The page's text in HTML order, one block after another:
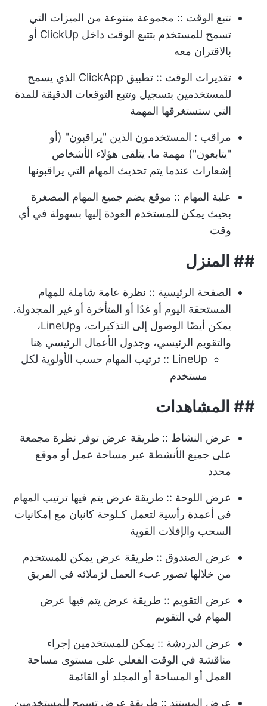
تتبع الوقت :: مجموعة متنوعة من الميزات التي
تسمح للمستخدم بتتبع الوقت داخل ClickUp أو
بالاقتران معه
تقديرات الوقت
:: تطبيق ClickApp الذي يسمح
للمستخدمين بتسجيل وتتبع التوقعات الدقيقة للمدة
التي ستستغرقها المهمة
مراقب : المستخدمون الذين "يراقبون" (أو
"يتابعون") مهمة ما. يتلقى هؤلاء الأشخاص
إشعارات عندما يتم تحديث المهام التي يراقبونها
علبة المهام :: موقع يضم جميع المهام المصغرة
بحيث يمكن للمستخدم العودة إليها بسهولة في أي
وقت
## المنزل
الصفحة الرئيسية :: نظرة عامة شاملة للمهام
المستحقة اليوم أو غدًا أو المتأخرة أو غير المجدولة.
يمكن أيضًا الوصول إلى التذكيرات، وLineUp،
والتقويم الرئيسي، وجدول الأعمال الرئيسي هنا
LineUp :: ترتيب المهام حسب الأولوية لكل
مستخدم
## المشاهدات
عرض النشاط :: طريقة عرض توفر نظرة مجمعة
على جميع الأنشطة عبر مساحة عمل أو موقع
محدد
عرض اللوحة :: طريقة عرض يتم فيها ترتيب المهام
في أعمدة رأسية لتعمل كـلوحة كانبان مع إمكانيات
السحب والإفلات القوية
عرض الصندوق :: طريقة عرض يمكن للمستخدم
من خلالها تصور عبء العمل لزملائه في الفريق
عرض التقويم :: طريقة عرض يتم فيها عرض
المهام في التقويم
عرض الدردشة :: يمكن للمستخدمين إجراء
مناقشة في الوقت الفعلي على مستوى مساحة
العمل أو المساحة أو المجلد أو القائمة
عرض المستند :: طريقة عرض تسمح للمستخدمين